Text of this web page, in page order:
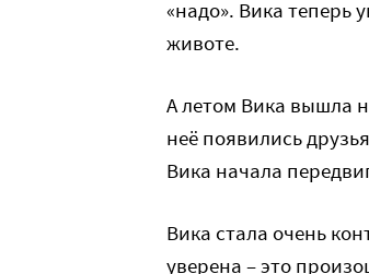
«надо». Вика теперь
животе.
А летом Вика вышла
неё появились
Вика начала
Вика стала очень
уверена – это